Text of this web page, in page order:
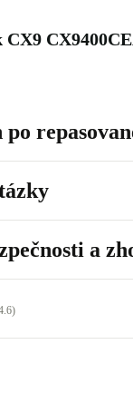
CX9
a